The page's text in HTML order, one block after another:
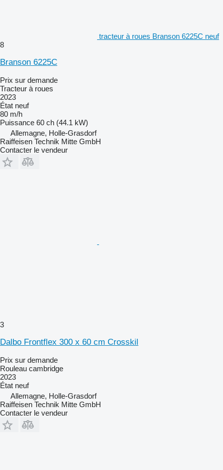
tracteur à roues Branson 6225C neuf
8
Branson 6225C
Prix sur demande
Tracteur à roues
2023
État neuf
80 m/h
Puissance 60 ch (44.1 kW)
Allemagne, Holle-Grasdorf
Raiffeisen Technik Mitte GmbH
Contacter le vendeur
3
Dalbo Frontflex 300 x 60 cm Crosskil
Prix sur demande
Rouleau cambridge
2023
État neuf
Allemagne, Holle-Grasdorf
Raiffeisen Technik Mitte GmbH
Contacter le vendeur